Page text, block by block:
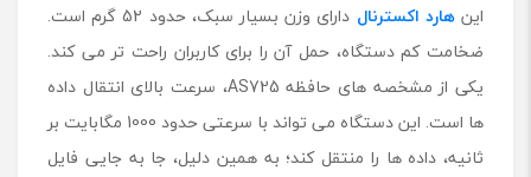
ی
ت
اینهارد اکسترنال
دارای وزن بسیار سبک، حدود 52 گرم است.
ضخامت کم دستگاه، حمل آن را برای کاربران راحت تر می ‌کند.
یکی از مشخصه های حافظه AS725، سرعت بالای انتقال داده
ها است. این دستگاه می تواند با سرعتی حدود 1000 مگابایت بر
ثانیه، داده ها را منتقل کند؛ به همین دلیل، جا به جایی فایل